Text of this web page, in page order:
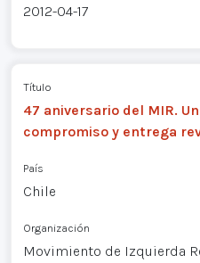
2012-04-17
Título
47 aniversario del MIR.
compromiso y entrega
País
Chile
Organización
Movimiento de Izquierda